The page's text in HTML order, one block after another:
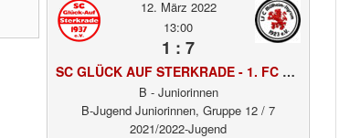
12. März 2022
13:00
1 : 7
SC GLÜCK AUF STERKRADE - 1. FC MÜLHEIM
B - Juniorinnen
B-Jugend Juniorinnen, Gruppe 12 / 7
2021/2022-Jugend